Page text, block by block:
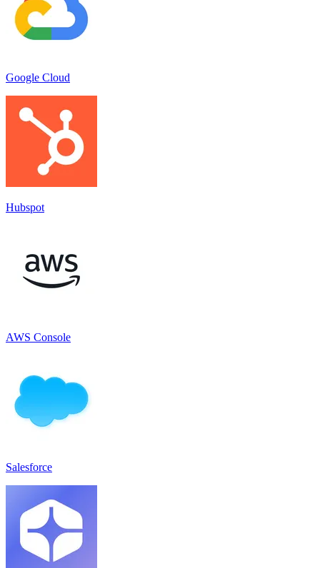
Google Cloud
Hubspot
AWS Console
Salesforce